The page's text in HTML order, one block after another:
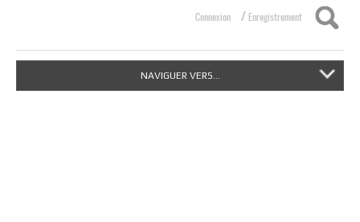
Connexion / Enregistrement
NAVIGUER VERS...